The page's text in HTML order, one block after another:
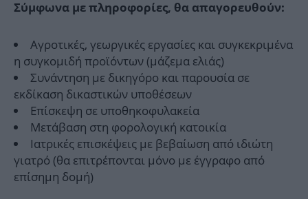
Σύμφωνα με πληροφορίες, θα απαγορευθούν:
Αγροτικές, γεωργικές εργασίες και συγκεκριμένα
η συγκομιδή προϊόντων (μάζεμα ελιάς)
Συνάντηση με δικηγόρο και παρουσία σε
εκδίκαση δικαστικών υποθέσεων
Επίσκεψη σε υποθηκοφυλακεία
Μετάβαση στη φορολογική κατοικία
Ιατρικές επισκέψεις με βεβαίωση από ιδιώτη
γιατρό (θα επιτρέπονται μόνο με έγγραφο από
επίσημη δομή)